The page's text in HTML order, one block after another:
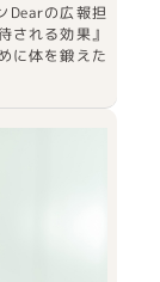
Dearの広報担
される効果』
に体を鍛えた